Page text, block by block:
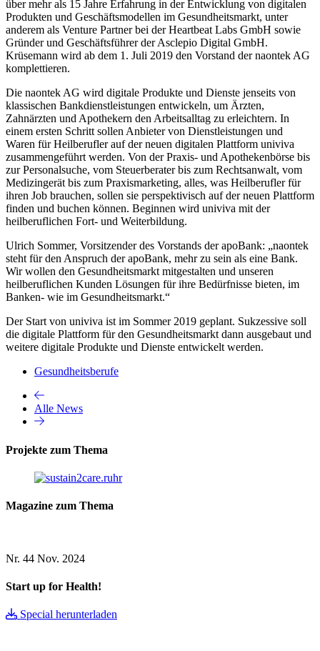
über mehr als 15 Jahre Erfahrung in der Entwicklung von digitalen
Produkten und Geschäftsmodellen im Gesundheitsmarkt, unter
anderem als Venture Partner bei der Heartbeat Labs GmbH sowie
Gründer und Geschäftsführer der Asclepio Digital GmbH.
Krüsemann wird ab dem 1. Juli 2019 den Vorstand der naontek AG
komplettieren.
Die naontek AG wird digitale Produkte und Dienste jenseits von
klassischen Bankdienstleistungen entwickeln, um Ärzten,
Zahnärzten und Apothekern den Arbeitsalltag zu erleichtern. In
einem ersten Schritt sollen Anbieter von Dienstleistungen und
Waren für Heilberufler auf der neuen digitalen Plattform univiva
zusammengeführt werden. Von der Praxis- und Apothekenbörse bis
zur Personalsuche, vom Steuerberater bis zum Rechtsanwalt, vom
Medizingerät bis zum Praxismarketing, alles, was Heilberufler für
ihren Job brauchen, sollen sie perspektivisch auf der neuen Plattform
finden und buchen können. Beginnen wird univiva mit der
heilberuflichen Fort- und Weiterbildung.
Ulrich Sommer, Vorsitzender des Vorstands der apoBank: „naontek
steht für den Anspruch der apoBank, mehr zu sein als eine Bank.
Wir wollen den Gesundheitsmarkt mitgestalten und unseren
heilberuflichen Kunden Lösungen für ihre Bedürfnisse bieten, im
Banken- wie im Gesundheitsmarkt.“
Der Start von univiva ist im Sommer 2019 geplant. Sukzessive soll
die digitale Plattform für den Gesundheitsmarkt dann ausgebaut und
weitere digitale Produkte und Dienste entwickelt werden.
Gesundheitsberufe
Alle News
Projekte zum Thema
Magazine zum Thema
Nr. 44 Nov. 2024
Start up for Health!
Special herunterladen